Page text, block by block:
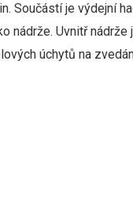
Součástí je výdejní
Uvnitř
úchytů na